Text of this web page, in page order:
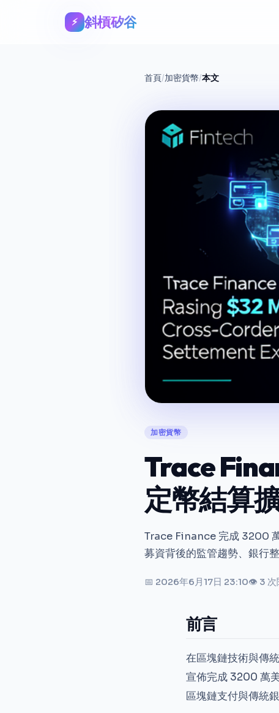
⚡ 斜槓矽谷
首頁/加密貨幣/本文
加密貨幣
Trace
定幣結算
Trace Finance 完成 3200
募資背後的監管趨勢、銀行
📅 2026年6月17日 23:10👁 3 次
前言
在區塊鏈技術與傳
宣佈完成 3200 萬
區塊鏈支付與傳統